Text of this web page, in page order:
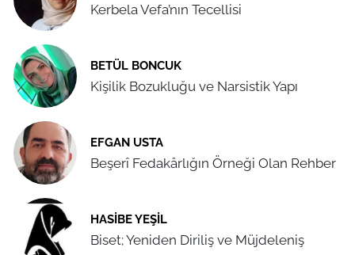
Kerbela Vefa’nın Tecellisi
BETÜL BONCUK
Kişilik Bozukluğu ve Narsistik Yapı
EFGAN USTA
Beşerî Fedakârlığın Örneği Olan Rehber
HASIBE YEŞIL
Biset; Yeniden Diriliş ve Müjdeleniş